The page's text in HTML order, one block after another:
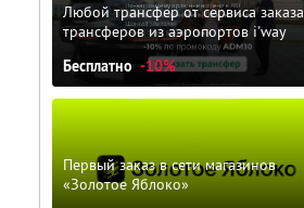
Любой трансфер от сервиса заказа
трансферов из аэропортов i'way
Бесплатно -10%
Первый заказ в сети магазинов
«Золотое Яблоко»